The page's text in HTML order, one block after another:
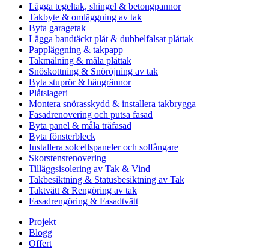
Lägga tegeltak, shingel & betongpannor
Takbyte & omläggning av tak
Byta garagetak
Lägga bandtäckt plåt & dubbelfalsat plåttak
Pappläggning & takpapp
Takmålning & måla plåttak
Snöskottning & Snöröjning av tak
Byta stuprör & hängrännor
Plåtslageri
Montera snörasskydd & installera takbrygga
Fasadrenovering och putsa fasad
Byta panel & måla träfasad
Byta fönsterbleck
Installera solcellspaneler och solfångare
Skorstensrenovering
Tilläggsisolering av Tak & Vind
Takbesiktning & Statusbesiktning av Tak
Taktvätt & Rengöring av tak
Fasadrengöring & Fasadtvätt
Projekt
Blogg
Offert